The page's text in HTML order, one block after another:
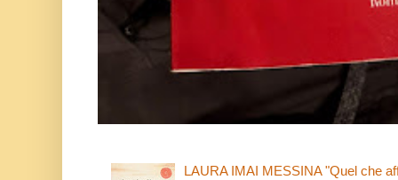
LAURA IMAI MESSINA "Quel che